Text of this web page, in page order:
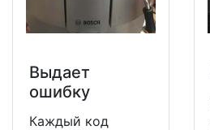
Выдает
ошибку
Каждый код